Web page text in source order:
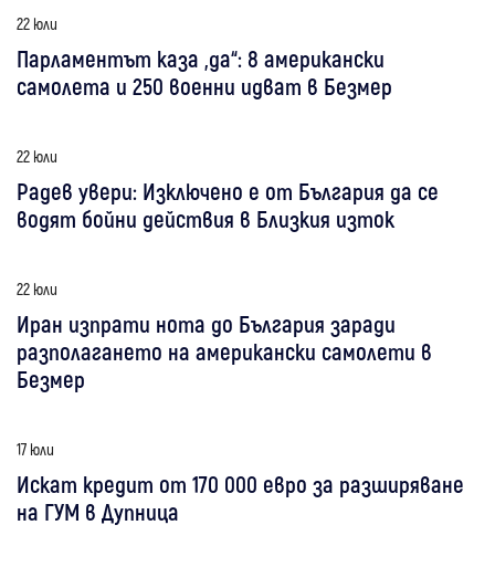
22 юли
Парламентът каза „да“: 8 американски
самолета и 250 военни идват в Безмер
22 юли
Радев увери: Изключено е от България да се
водят бойни действия в Близкия изток
22 юли
Иран изпрати нота до България заради
разполагането на американски самолети в
Безмер
17 юли
Искат кредит от 170 000 евро за разширяване
на ГУМ в Дупница